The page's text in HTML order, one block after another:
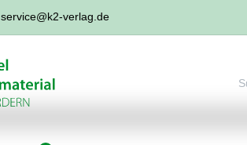
service@k2-verlag.de